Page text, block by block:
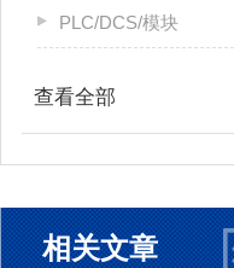
PLC/DCS/模块
查看全部
相关文章